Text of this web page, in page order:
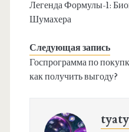
Легенда Формулы-1:
Шумахера
Следующая запись
Госпрограмма по
как получить выгоду?